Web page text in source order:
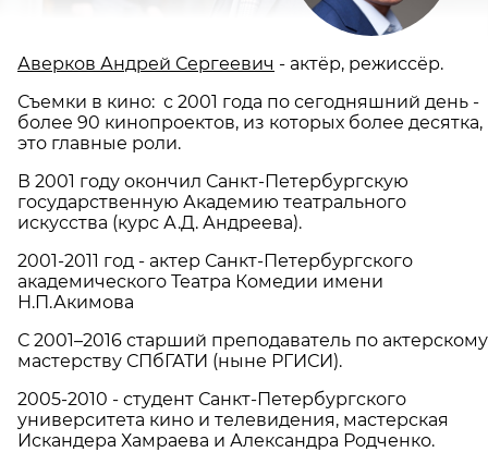
Аверков Андрей Сергеевич - актёр, режиссёр.
Съемки в кино: с 2001 года по сегодняшний день -
более 90 кинопроектов, из которых более десятка,
это главные роли.
В 2001 году окончил Санкт-Петербургскую
государственную Академию театрального
искусства (курс А.Д. Андреева).
2001-2011 год - актер Санкт-Петербургского
академического Театра Комедии имени
Н.П.Акимова
С 2001–2016 старший преподаватель по актерскому
мастерству СПбГАТИ (ныне РГИСИ).
2005-2010 - студент Санкт-Петербургского
университета кино и телевидения, мастерская
Искандера Хамраева и Александра Родченко.